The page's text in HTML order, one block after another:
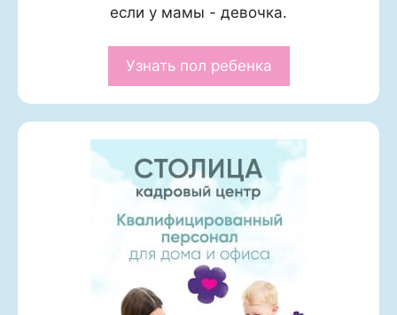
если у мамы - девочка.
Узнать пол ребенка